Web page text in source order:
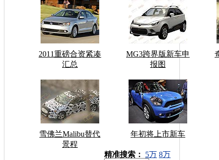
2011重磅合资紧凑
汇总
MG3跨界版新车申
报图
雪佛兰Malibu替代
景程
年初将上市新车
车型搜索：
精准搜索： 5万 8万